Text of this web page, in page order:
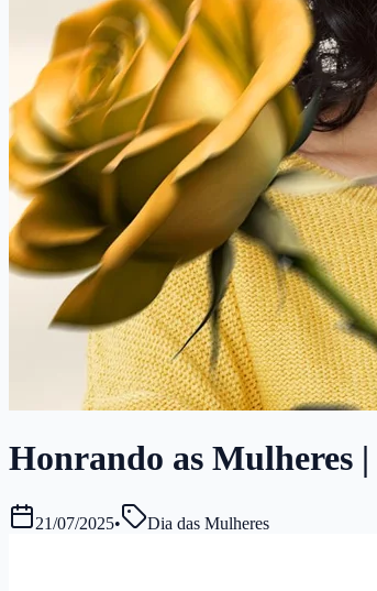
Honrando as Mulheres
21/07/2025• Dia das Mulheres